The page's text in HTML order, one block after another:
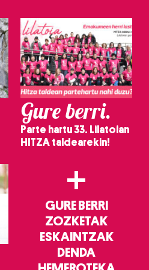
Gure berri.
Parte hartu 33. Lilatoian
HITZA taldearekin!
+
GURE BERRI
ZOZKETAK
ESKAINTZAK
DENDA